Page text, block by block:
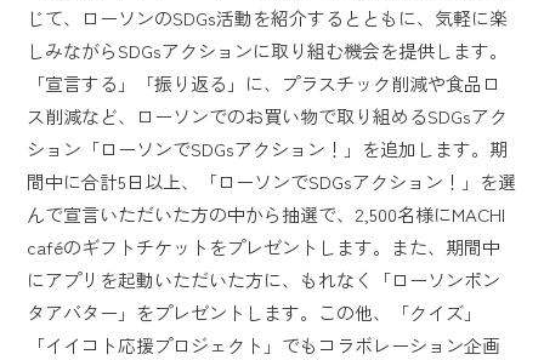
じて、ローソンのSDGs活動を紹介するとともに、気軽に楽
しみながらSDGsアクションに取り組む機会を提供します。
「宣言する」「振り返る」に、プラスチック削減や食品ロ
ス削減など、ローソンでのお買い物で取り組めるSDGsアク
ション「ローソンでSDGsアクション！」を追加します。期
間中に合計5日以上、「ローソンでSDGsアクション！」を選
んで宣言いただいた方の中から抽選で、2,500名様にMACHI
caféのギフトチケットをプレゼントします。また、期間中
にアプリを起動いただいた方に、もれなく「ローソンポン
タアバター」をプレゼントします。この他、「クイズ」
「イイコト応援プロジェクト」でもコラボレーション企画